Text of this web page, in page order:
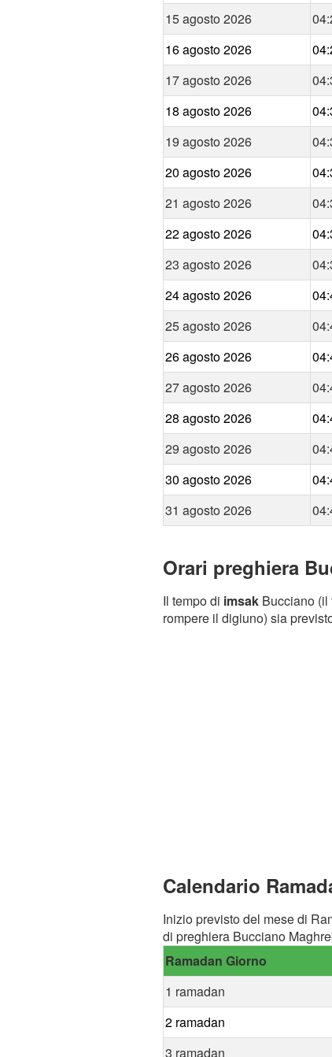
15 agosto 2026
16 agosto 2026
17 agosto 2026
18 agosto 2026
19 agosto 2026
20 agosto 2026
21 agosto 2026
22 agosto 2026
23 agosto 2026
24 agosto 2026
25 agosto 2026
26 agosto 2026
27 agosto 2026
28 agosto 2026
29 agosto 2026
30 agosto 2026
31 agosto 2026
Orari preghiera
Il tempo di imsak Bucciano (il
rompere il digiuno) sia
Calendario
Inizio previsto del mese di
di preghiera Bucciano
Ramadan Giorno
1 ramadan
2 ramadan
3 ramadan